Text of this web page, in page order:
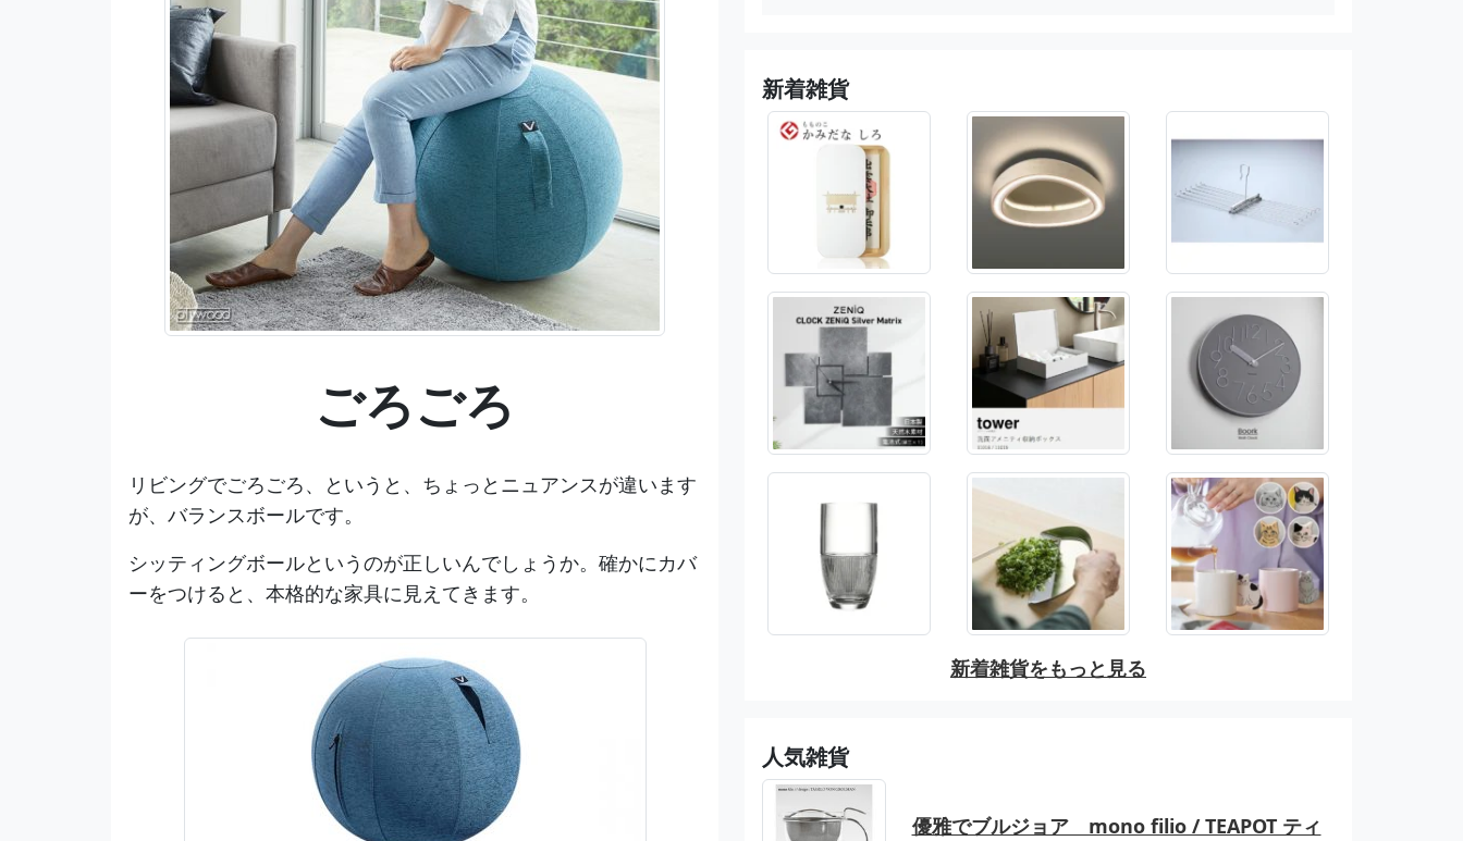
ごろごろ
リビングでごろごろ、というと、ちょっとニュアンスが違います
が、バランスボールです。
シッティングボールというのが正しいんでしょうか。確かにカバ
ーをつけると、本格的な家具に見えてきます。
新着雑貨
新着雑貨をもっと見る
人気雑貨
優雅でブルジョア mono filio / TEAPOT ティ